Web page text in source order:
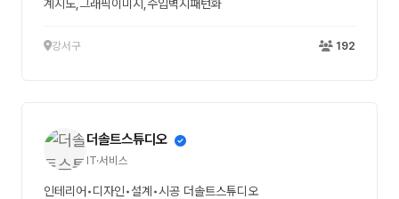
계지도,그래픽이미지,수입벽지패턴화
강서구 192
더솔트스튜디오
IT·서비스
인테리어•디자인•설계•시공 더솔트스튜디오